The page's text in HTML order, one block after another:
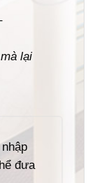
lại
đưa